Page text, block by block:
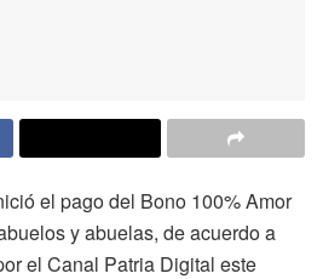
el pago del Bono 100% Amor
y abuelas, de acuerdo a
el Canal Patria Digital este